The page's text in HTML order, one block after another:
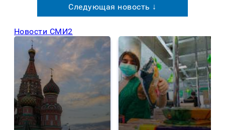
Следующая новость ↓
Новости СМИ2